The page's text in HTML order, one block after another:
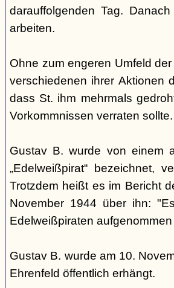
darauffolgenden Tag.
arbeiten.
Ohne zum engeren Umfeld
verschiedenen ihrer Aktionen
dass St. ihm mehrmals
Vorkommnissen verraten sollte.
Gustav B. wurde von einem
„Edelweißpirat“ bezeichnet,
Trotzdem heißt es im Bericht
November 1944 über ihn:
Edelweißpiraten
Gustav B. wurde am 10.
Ehrenfeld öffentlich erhängt.